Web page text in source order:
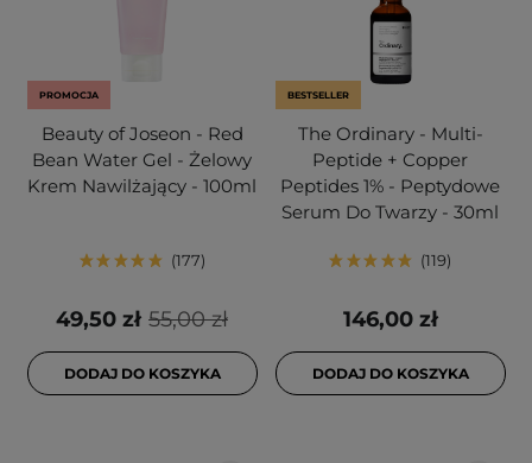
PROMOCJA
Beauty of Joseon - Red
Bean Water Gel - Żelowy
Krem Nawilżający - 100ml
177
55,00 zł
49,50 zł
DODAJ DO KOSZYKA
BESTSELLER
The Ordinary - Multi-
Peptide + Copper
Peptides 1% - Peptydowe
Serum Do Twarzy - 30ml
119
146,00 zł
DODAJ DO KOSZYKA